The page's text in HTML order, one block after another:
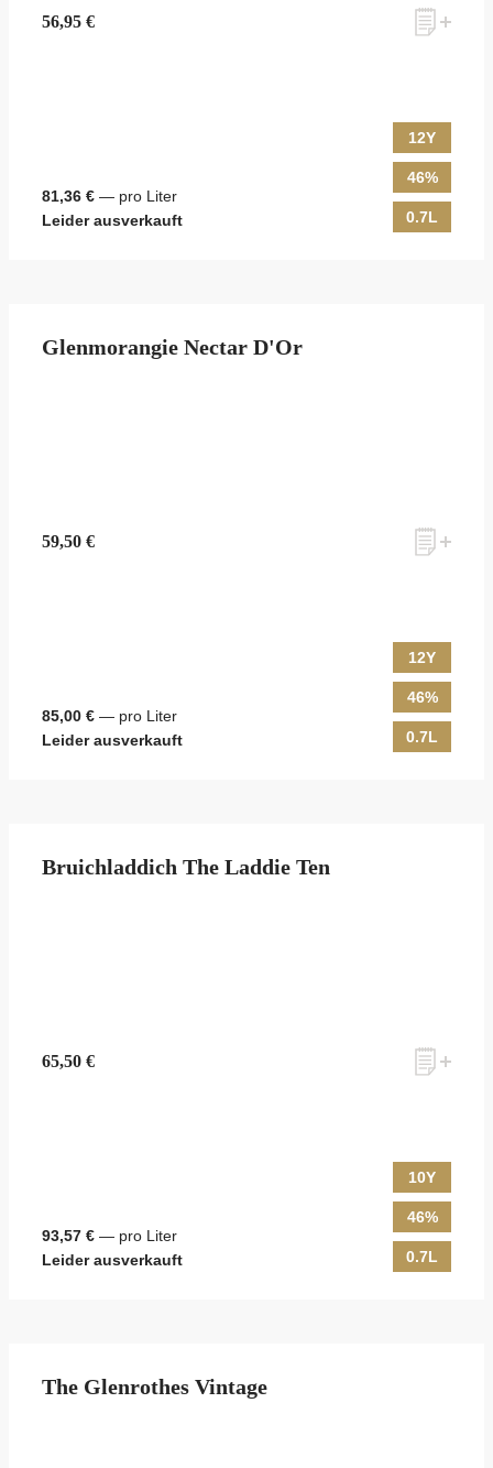
56,95 €
81,36 € — pro Liter
Leider ausverkauft
12Y
46%
0.7L
Glenmorangie Nectar D'Or
59,50 €
85,00 € — pro Liter
Leider ausverkauft
12Y
46%
0.7L
Bruichladdich The Laddie Ten
65,50 €
93,57 € — pro Liter
Leider ausverkauft
10Y
46%
0.7L
The Glenrothes Vintage